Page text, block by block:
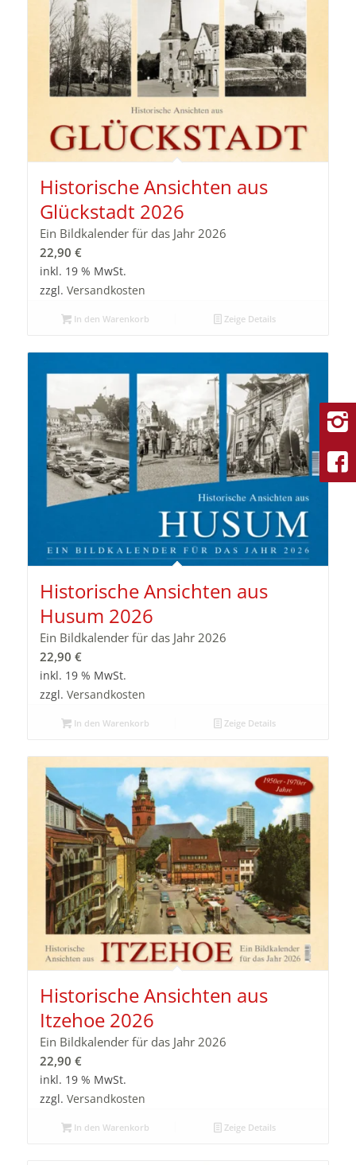
Historische Ansichten aus
Glückstadt 2026
Ein Bildkalender für das Jahr 2026
22,90 €
inkl. 19 % MwSt.
zzgl. Versandkosten
In den Warenkorb Zeige Details
Historische Ansichten aus
Husum 2026
Ein Bildkalender für das Jahr 2026
22,90 €
inkl. 19 % MwSt.
zzgl. Versandkosten
In den Warenkorb Zeige Details
Historische Ansichten aus
Itzehoe 2026
Ein Bildkalender für das Jahr 2026
22,90 €
inkl. 19 % MwSt.
zzgl. Versandkosten
In den Warenkorb Zeige Details